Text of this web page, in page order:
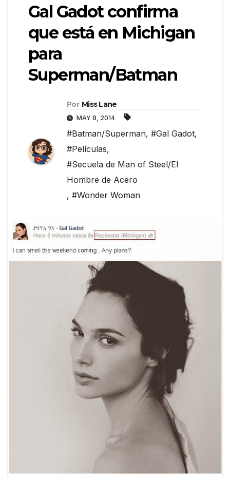
Gal Gadot confirma
que está en Michigan
para
Superman/Batman
Por Miss Lane
MAY 8, 2014
#Batman/Superman, #Gal Gadot,
#Películas,
#Secuela de Man of Steel/El
Hombre de Acero
, #Wonder Woman